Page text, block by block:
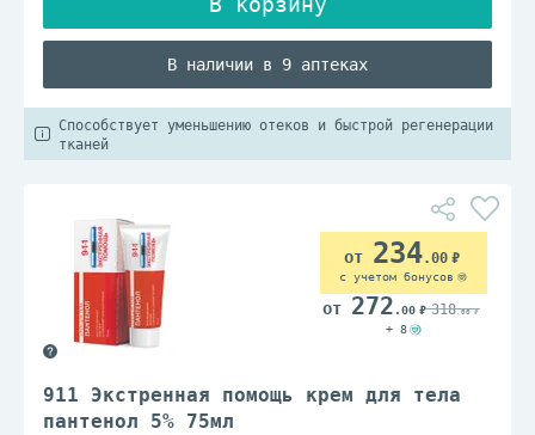
В наличии в 9 аптеках
Способствует уменьшению отеков и быстрой регенерации
тканей
911 Экстренная помощь крем для тела
пантенол 5% 75мл
234.00
с учетом бонусов
272 .00 318.00
+ 8